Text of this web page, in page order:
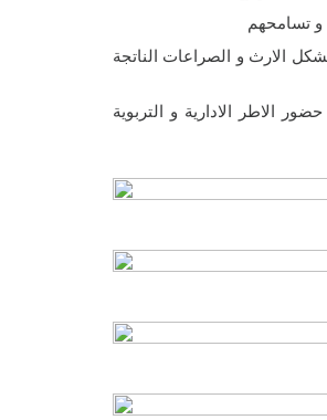
و تسامحهم
الارث و الصراعات الناتجة
الادارية و التربوية